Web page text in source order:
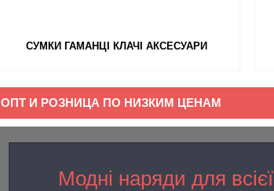
СУМКИ ГАМАНЦІ КЛАЧІ АКСЕСУАРИ
ОПТ И РОЗНИЦА ПО НИЗКИМ ЦЕНАМ
Модні наряди для всієї